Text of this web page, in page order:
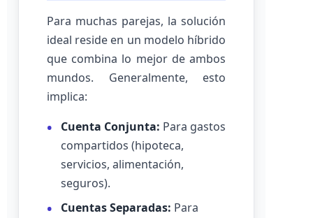
Para muchas parejas, la solución
ideal reside en un modelo híbrido
que combina lo mejor de ambos
mundos. Generalmente, esto
implica:
Cuenta Conjunta: Para gastos
compartidos (hipoteca,
servicios, alimentación,
seguros).
Cuentas Separadas: Para